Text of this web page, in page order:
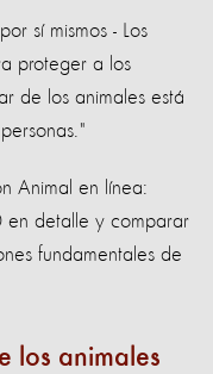
sí mismos - Los
proteger a los
de los animales está
Animal en línea:
en detalle y comparar
fundamentales de
los animales